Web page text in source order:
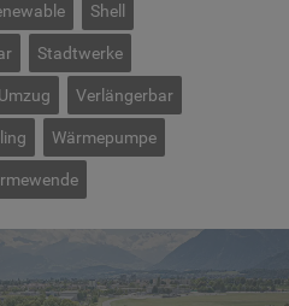
Shell
Stadtwerke
Umzug Verlängerbar
Wärmepumpe